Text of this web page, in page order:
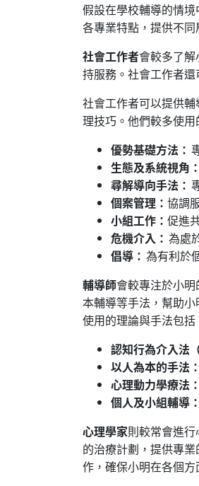
假設在學校輔導的情
各專業特點，提供不同
社會工作者會較多了
持服務。社會工作者
社會工作者可以提供
理技巧。他們較多使用
優勢基礎方法：
生態及系統視角：
尋解導向手法：
個案管理： 協調
小組工作： 促進
危機介入： 為處
倡導： 為有利於
輔導師會較專注於小
本輔導等手法，幫助
使用的理論與手法包括
認知行為介入法
以人為本的手法：
心理動力學療法：
個人及小組輔導：
心理學家則較常會進
的治療計劃，提供專
作，確保小明在各個